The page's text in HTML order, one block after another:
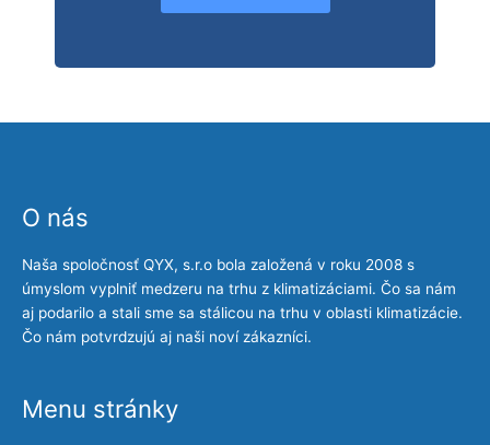
O nás
Naša spoločnosť QYX, s.r.o bola založená v roku 2008 s
úmyslom vyplniť medzeru na trhu z klimatizáciami. Čo sa nám
aj podarilo a stali sme sa stálicou na trhu v oblasti klimatizácie.
Čo nám potvrdzujú aj naši noví zákazníci.
Menu stránky